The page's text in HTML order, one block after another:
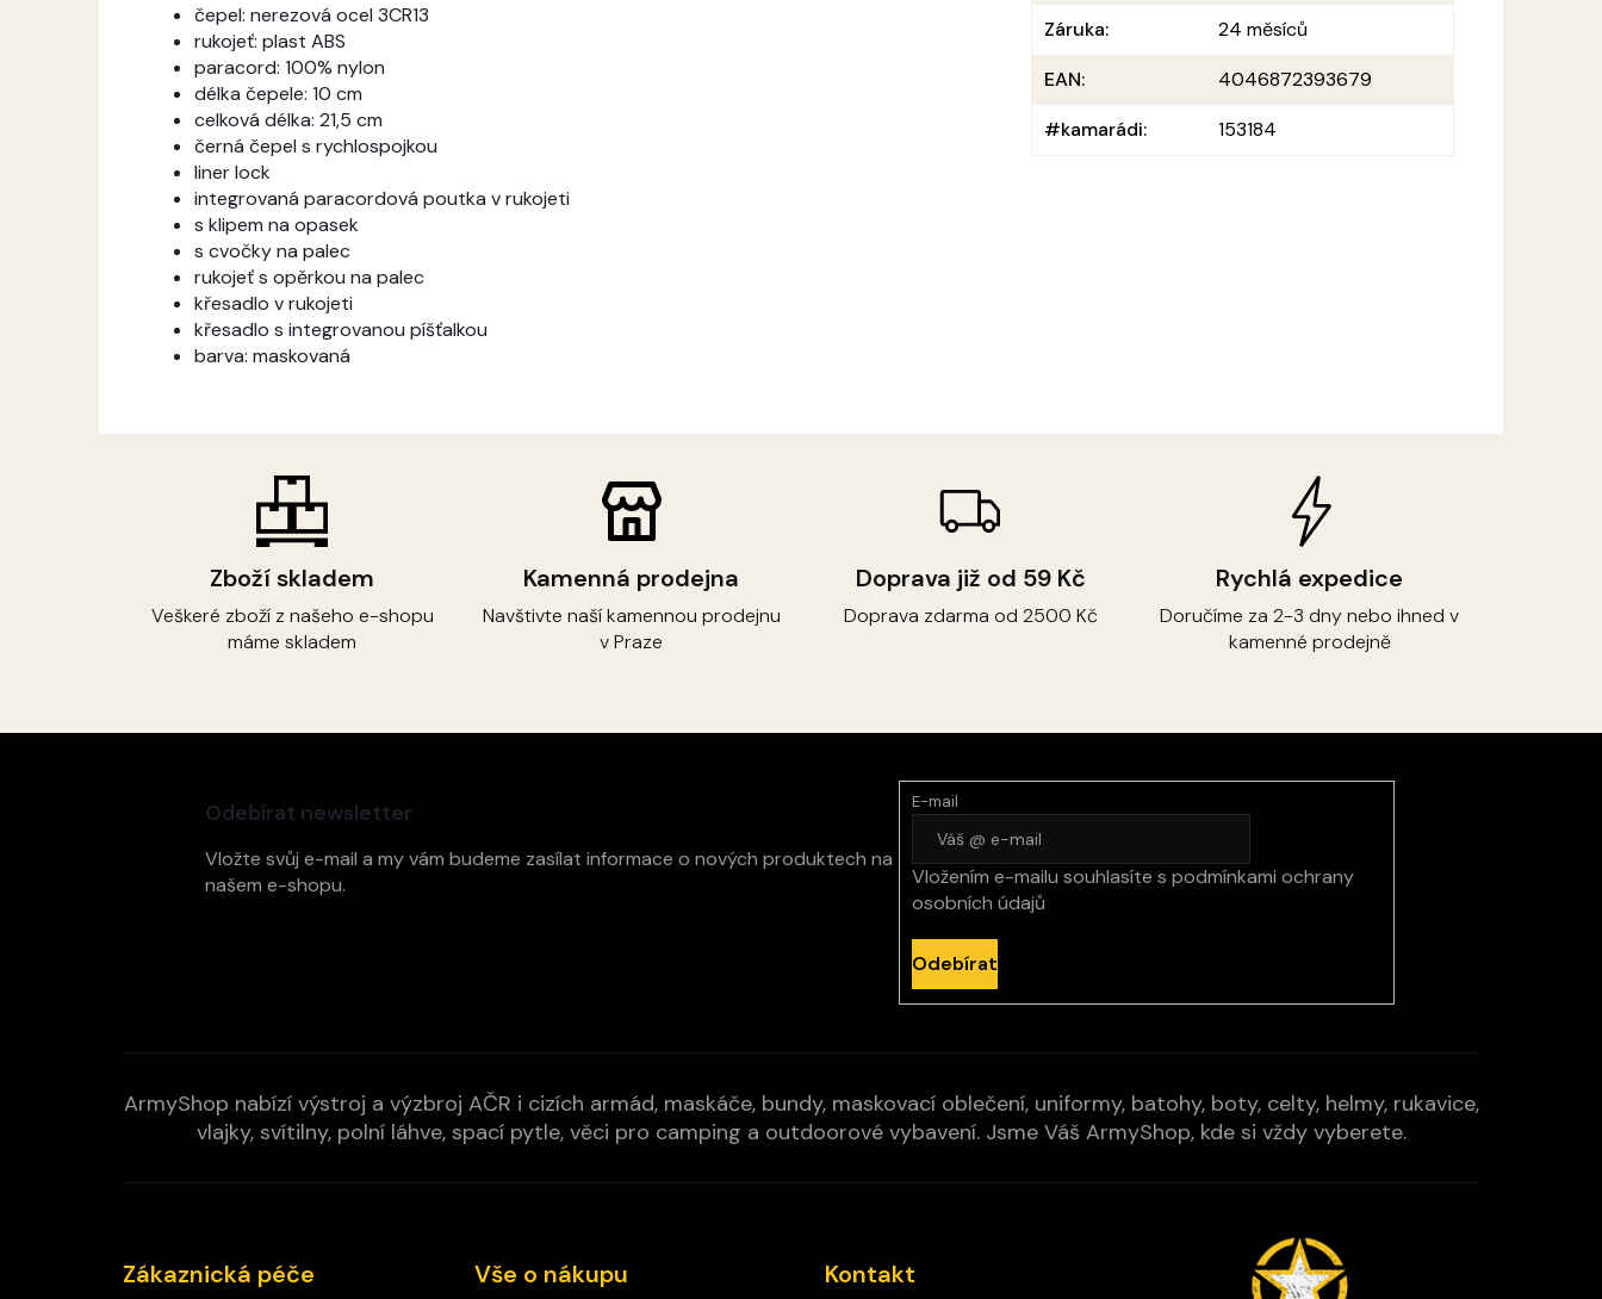
Zboží skladem
Veškeré zboží z našeho e-shopu
máme skladem
Kamenná prodejna
Navštivte naší kamennou prodejnu
v Praze
Doprava již od 59 Kč
Doprava zdarma od 2500 Kč
Rychlá expedice
Doručíme za 2-3 dny nebo ihned v
kamenné prodejně
čepel: nerezová ocel 3CR13
rukojeť: plast ABS
paracord: 100% nylon
délka čepele: 10 cm
celková délka: 21,5 cm
černá čepel s rychlospojkou
liner lock
integrovaná paracordová poutka v rukojeti
s klipem na opasek
s cvočky na palec
rukojeť s opěrkou na palec
křesadlo v rukojeti
křesadlo s integrovanou píšťalkou
barva: maskovaná
Záruka:
24 měsíců
EAN:
4046872393679
#kamarádi: 153184
Odebírat newsletter
Vložte svůj e-mail a my vám budeme zasílat informace o nových produktech na
našem e-shopu.
E-mail
Vložením e-mailu souhlasíte s podmínkami ochrany
osobních údajů
Odebírat
ArmyShop nabízí výstroj a výzbroj AČR i cizích armád, maskáče, bundy, maskovací oblečení, uniformy, batohy, boty, celty, helmy, rukavice,
vlajky, svítilny, polní láhve, spací pytle, věci pro camping a outdoorové vybavení. Jsme Váš ArmyShop, kde si vždy vyberete.
Zákaznická péče Vše o nákupu Kontakt